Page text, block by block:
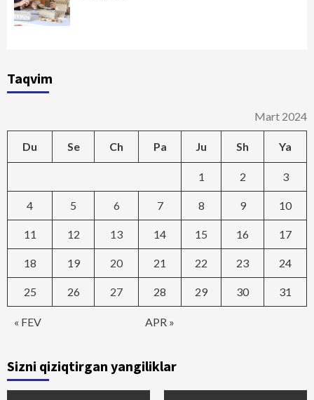
Taqvim
Mart 2024
Du Se Ch Pa Ju Sh Ya
« FEV APR »
1 2 3
4 5 6 7 8 9 10
11 12 13 14 15 16 17
18 19 20 21 22 23 24
25 26 27 28 29 30 31
Sizni qiziqtirgan yangiliklar